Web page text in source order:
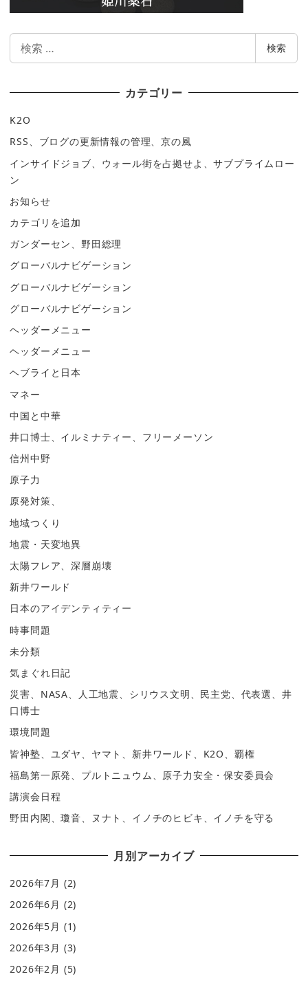
検
検索
カテゴリー
K2O
RSS、ブログの更新情報の管理、京の風
インサイドジョブ、ウォール街を占拠せよ、サブプライムロー
ン
お知らせ
カテゴリを追加
ガンダーセン、野田総理
グローバルナビゲーション
グローバルナビゲーション
グローバルナビゲーション
ヘッダーメニュー
ヘッダーメニュー
ヘブライと日本
マネー
中国と中華
井口博士、イルミナティー、フリーメーソン
信州中野
原子力
原発対策、
地域つくり
地震・天変地異
太陽フレア、深層崩壊
新井ワールド
日本のアイデンティティー
時事問題
未分類
気まぐれ日記
災害、NASA、人工地震、シリウス文明、民主党、代表選、井
口博士
環境問題
皆神塾、ユダヤ、ヤマト、新井ワールド、K2O、覇権
福島第一原発、プルトニュウム、原子力安全・保安委員会
講演会日程
野田内閣、瓊音、ヌナト、イノチのヒビキ、イノチを守る
月別アーカイブ
2026年7月 (2)
2026年6月 (2)
2026年5月 (1)
2026年3月 (3)
2026年2月 (5)